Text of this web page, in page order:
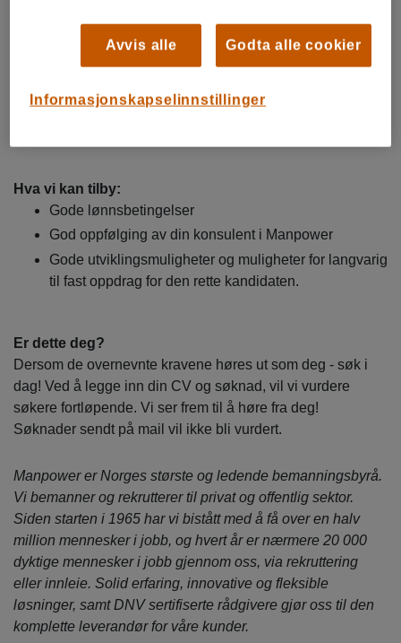
lagerdrift
Entusiastisk, evne til å ta initiativ samt yte service
Gode samarbeidsevner
Hva vi kan tilby:
Gode lønnsbetingelser
God oppfølging av din konsulent i Manpower
Gode utviklingsmuligheter og muligheter for langvarig
til fast oppdrag for den rette kandidaten.
Er dette deg?
Dersom de overnevnte kravene høres ut som deg - søk i
dag! Ved å legge inn din CV og søknad, vil vi vurdere
søkere fortløpende. Vi ser frem til å høre fra deg!
Søknader sendt på mail vil ikke bli vurdert.
Manpower er Norges største og ledende bemanningsbyrå.
Vi bemanner og rekrutterer til privat og offentlig sektor.
Siden starten i 1965 har vi bistått med å få over en halv
million mennesker i jobb, og hvert år er nærmere 20 000
dyktige mennesker i jobb gjennom oss, via rekruttering
eller innleie. Solid erfaring, innovative og fleksible
løsninger, samt DNV sertifiserte rådgivere gjør oss til den
komplette leverandør for våre kunder.
Informasjonskapselinnstillinger
Avvis alle Godta alle cookier